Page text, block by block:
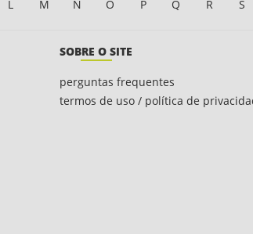
L M N O P Q R S
SOBRE O SITE
perguntas frequentes
termos de uso / política de